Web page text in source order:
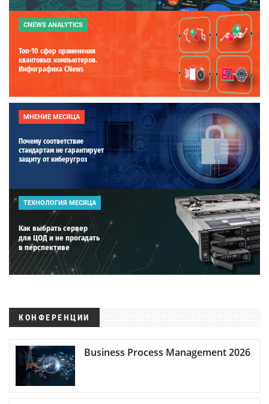
CNEWS ANALYTICS
Топ-10 сфер применения
квантовых компьютеров.
Инфографика CNews
МНЕНИЕ МЕСЯЦА
Почему соответствие
стандартам не гарантирует
защиту от киберугроз
ТЕХНОЛОГИЯ МЕСЯЦА
Как выбрать сервер
для ЦОД и не прогадать
в перспективе
КОНФЕРЕНЦИИ
Business Process Management 2026